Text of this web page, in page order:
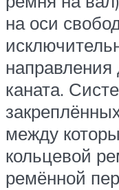
на оси
каната.
между
кольцевой
ремённой